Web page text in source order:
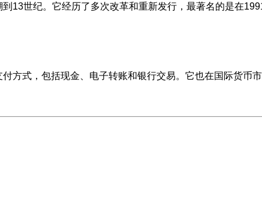
13世纪。它经历了多次改革和重新发行，最著名的是在
方式，包括现金、电子转账和银行交易。它也在国际货币